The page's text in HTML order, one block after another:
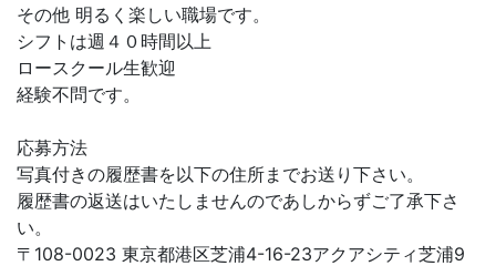
その他 明るく楽しい職場です。
シフトは週４０時間以上
ロースクール生歓迎
経験不問です。
応募方法
写真付きの履歴書を以下の住所までお送り下さい。
履歴書の返送はいたしませんのであしからずご了承下さ
い。
〒108-0023 東京都港区芝浦4-16-23アクアシティ芝浦9